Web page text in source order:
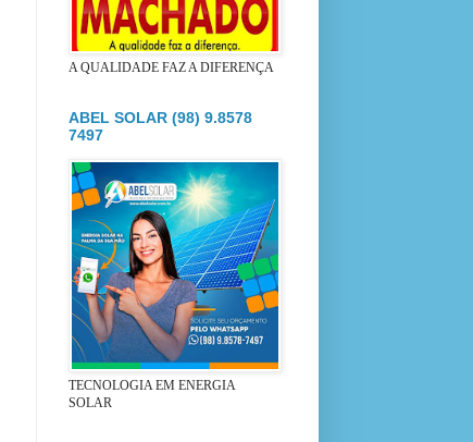
A QUALIDADE FAZ A DIFERENÇA
ABEL SOLAR (98) 9.8578
7497
TECNOLOGIA EM ENERGIA
SOLAR